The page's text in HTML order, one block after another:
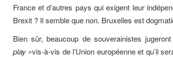
France et d’autres pays qui exigent leur
Brexit ? Il semble que non. Bruxelles est
Bien sûr, beaucoup de souverainistes
play »vis-à-vis de l’Union européenne et qu’il